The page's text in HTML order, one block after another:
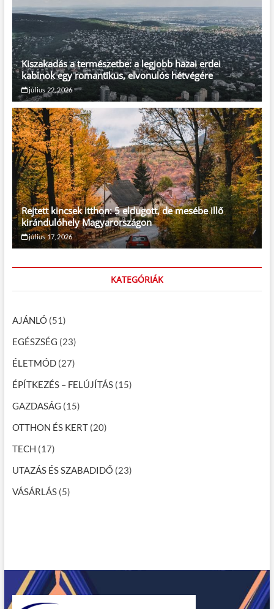
Kiszakadás a természetbe: a legjobb hazai erdei
kabinok egy romantikus, elvonulós hétvégére
július 22, 2026
Rejtett kincsek itthon: 5 eldugott, de mesébe illő
kirándulóhely Magyarországon
július 17, 2026
KATEGÓRIÁK
AJÁNLÓ(51)
EGÉSZSÉG (23)
ÉLETMÓD(27)
ÉPÍTKEZÉS – FELÚJÍTÁS(15)
GAZDASÁG (15)
OTTHON ÉS KERT(20)
TECH (17)
UTAZÁS ÉS SZABADIDŐ (23)
VÁSÁRLÁS(5)